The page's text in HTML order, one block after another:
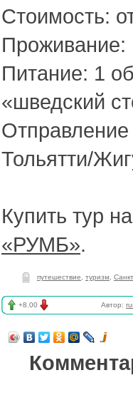
Стоимость:
Проживание:
Питание: 1
«шведский
Тольятти/
Купить тур
«РУМБ».
путешествие туризм
+8.00 Автор: